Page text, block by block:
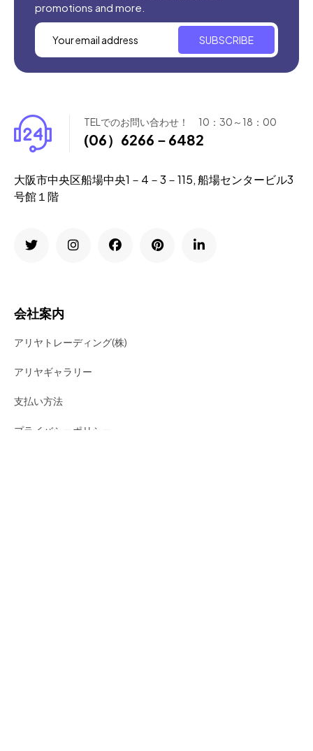
promotions and more.
SUBSCRIBE
TELでのお問い合わせ！ 10：30～18：00
(06）6266－6482
大阪市中央区船場中央1－4－3－115, 船場センタービル3
号館１階
会社案内
アリヤトレーディング(株)
アリヤギャラリー
支払い方法
プライバシーポリシー